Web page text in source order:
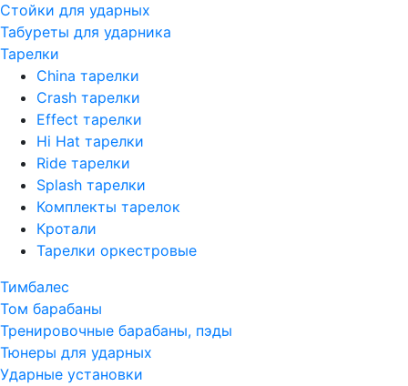
Стойки для ударных
Табуреты для ударника
Тарелки
China тарелки
Crash тарелки
Effect тарелки
Hi Hat тарелки
Ride тарелки
Splash тарелки
Комплекты тарелок
Кротали
Тарелки оркестровые
Тимбалес
Том барабаны
Тренировочные барабаны, пэды
Тюнеры для ударных
Ударные установки